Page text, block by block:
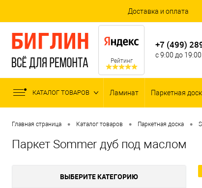
Доставка и оплата
Рейтинг
+7 (499)
с 9:00 до
КАТАЛОГ ТОВАРОВ Ламинат Паркетная
Главная страница • Каталог товаров • Паркетная доска •
Паркет Sommer дуб под маслом
ВЫБЕРИТЕ КАТЕГОРИЮ